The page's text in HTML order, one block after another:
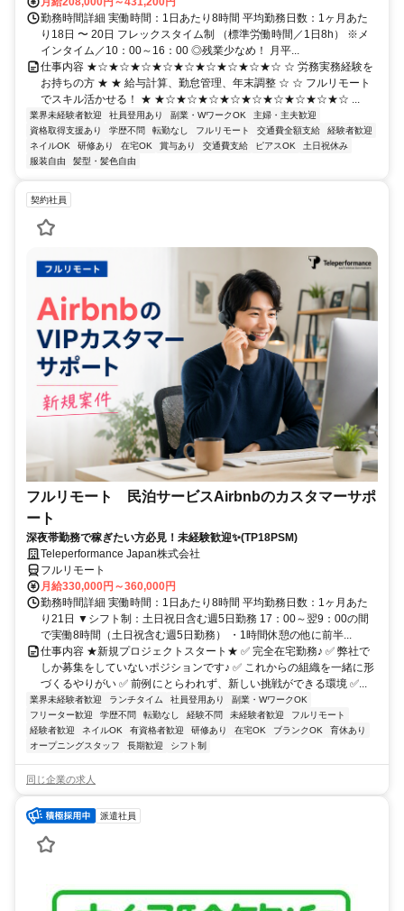
勤務時間詳細 実働時間：1日あたり8時間 平均勤務日数：1ヶ月あた
り18日 〜 20日 フレックスタイム制 （標準労働時間／1日8h） ※メ
インタイム／10：00～16：00 ◎残業少なめ！ 月平...
仕事内容 ★☆★☆★☆★☆★☆★☆★☆★☆★☆ ☆ 労務実務経験を
お持ちの方 ★ ★ 給与計算、勤怠管理、年末調整 ☆ ☆ フルリモート
でスキル活かせる！ ★ ★☆★☆★☆★☆★☆★☆★☆★☆★☆ ...
業界未経験者歓迎 社員登用あり 副業・WワークOK
主婦・主夫歓迎
資格取得支援あり
学歴不問 転勤なし フルリモート 交通費全額支給
経験者歓迎
ネイルOK
研修あり 在宅OK 賞与あり 交通費支給 ピアスOK
土日祝休み
服装自由
髪型・髪色自由
契約社員
フルリモート 民泊サービスAirbnbのカスタマーサポ
ート
深夜帯勤務で稼ぎたい方必見！未経験歓迎✨(TP18PSM)
Teleperformance Japan株式会社
フルリモート
月給330,000円～360,000円
勤務時間詳細 実働時間：1日あたり8時間 平均勤務日数：1ヶ月あた
り21日 ▼シフト制：土日祝日含む週5日勤務 17：00～翌9：00の間
で実働8時間（土日祝含む週5日勤務） ・1時間休憩の他に前半...
仕事内容 ★新規プロジェクトスタート★ ✅ 完全在宅勤務♪ ✅ 弊社で
しか募集をしていないポジションです♪ ✅ これからの組織を一緒に形
づくるやりがい ✅ 前例にとらわれず、新しい挑戦ができる環境 ✅...
業界未経験者歓迎 ランチタイム 社員登用あり
副業・WワークOK
フリーター歓迎
学歴不問 転勤なし 経験不問 未経験者歓迎
フルリモート
経験者歓迎
ネイルOK 有資格者歓迎 研修あり 在宅OK ブランクOK
育休あり
オープニングスタッフ
長期歓迎 シフト制
同じ企業の求人
派遣社員